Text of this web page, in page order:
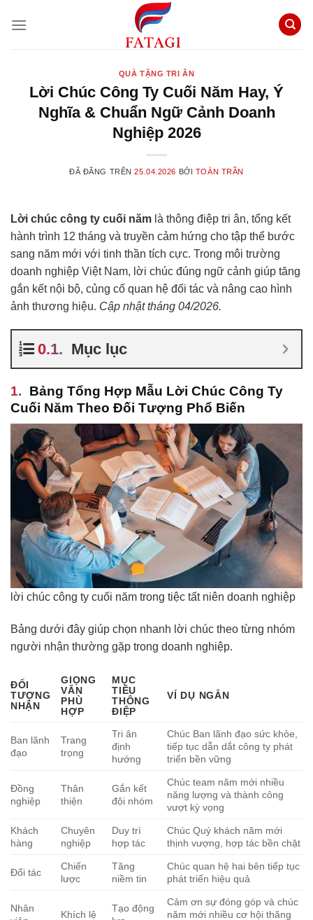
đến
QUÀ TẶNG TRI ÂN
Lời Chúc Công Ty Cuối Năm Hay, Ý
Nghĩa & Chuẩn Ngữ Cảnh Doanh
Nghiệp 2026
ĐÃ ĐĂNG TRÊN25.04.2026 BỞI TOÀN TRẦN
Lời chúc công ty cuối năm là thông điệp tri ân, tổng kết
hành trình 12 tháng và truyền cảm hứng cho tập thể bước
sang năm mới với tinh thần tích cực. Trong môi trường
doanh nghiệp Việt Nam, lời chúc đúng ngữ cảnh giúp tăng
gắn kết nội bộ, củng cố quan hệ đối tác và nâng cao hình
ảnh thương hiệu. Cập nhật tháng 04/2026.
Mục lục
Bảng Tổng Hợp Mẫu Lời Chúc Công Ty
Cuối Năm Theo Đối Tượng Phổ Biến
lời chúc công ty cuối năm trong tiệc tất niên doanh nghiệp
Bảng dưới đây giúp chọn nhanh lời chúc theo từng nhóm
người nhận thường gặp trong doanh nghiệp.
ĐỐI
TƯỢNG
NHẬN
GIỌNG
VĂN
PHÙ
HỢP
MỤC
TIÊU
THÔNG
ĐIỆP
VÍ DỤ NGẮN
Ban lãnh
đạo
Trang
trọng
Tri ân
định
hướng
Chúc Ban lãnh đạo sức khỏe,
tiếp tục dẫn dắt công ty phát
triển bền vững
Đồng
nghiệp
Thân
thiện
Gắn kết
đội nhóm
Chúc team năm mới nhiều
năng lượng và thành công
vượt kỳ vọng
Khách
hàng
Chuyên
nghiệp
Duy trì
hợp tác
Chúc Quý khách năm mới
thịnh vượng, hợp tác bền chặt
Đối tác
Chiến
lược
Tăng
niềm tin
Chúc quan hệ hai bên tiếp tục
phát triển hiệu quả
Nhân
Khích lệ
Tạo động
Cảm ơn sự đóng góp và chúc
năm mới nhiều cơ hội thăng